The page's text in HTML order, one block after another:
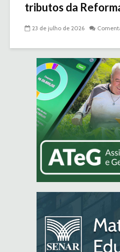
tributos da
23 de julho de 2026